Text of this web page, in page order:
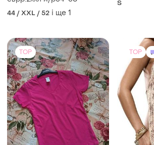
44 / XXL / 52 і ще 1
S
TOP TOP